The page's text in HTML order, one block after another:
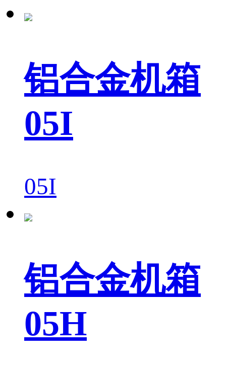
铝合金机箱
05I
05I
铝合金机箱
05H